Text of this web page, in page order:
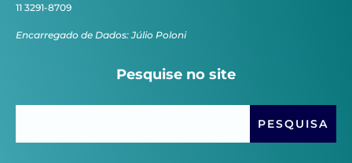
11 3291-8709
Encarregado de Dados: Júlio Poloni
Pesquise no site